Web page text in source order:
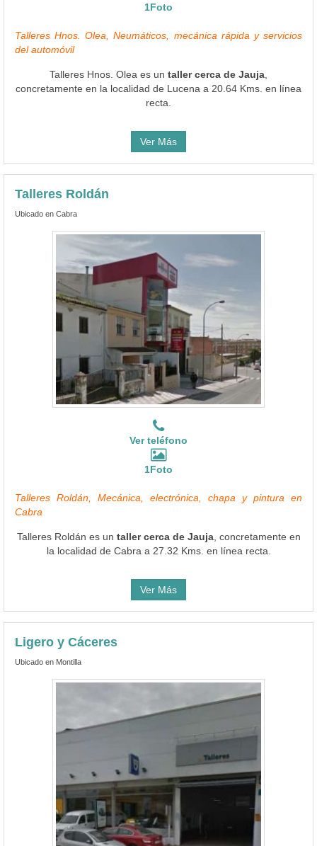
1Foto
Talleres Hnos. Olea, Neumáticos, mecánica rápida y servicios
del automóvil
Talleres Hnos. Olea es un taller cerca de Jauja
concretamente en la localidad de Lucena a 20.64 Kms. en línea
recta.
Ver Más
Talleres Roldán
Ubicado en Cabra
Ver teléfono
1Foto
Talleres Roldán, Mecánica, electrónica, chapa y pintura en
Cabra
Talleres Roldán es un taller cerca de Jauja, concretamente en
la localidad de Cabra a 27.32 Kms. en línea recta.
Ver Más
Ligero y Cáceres
Ubicado en Montilla